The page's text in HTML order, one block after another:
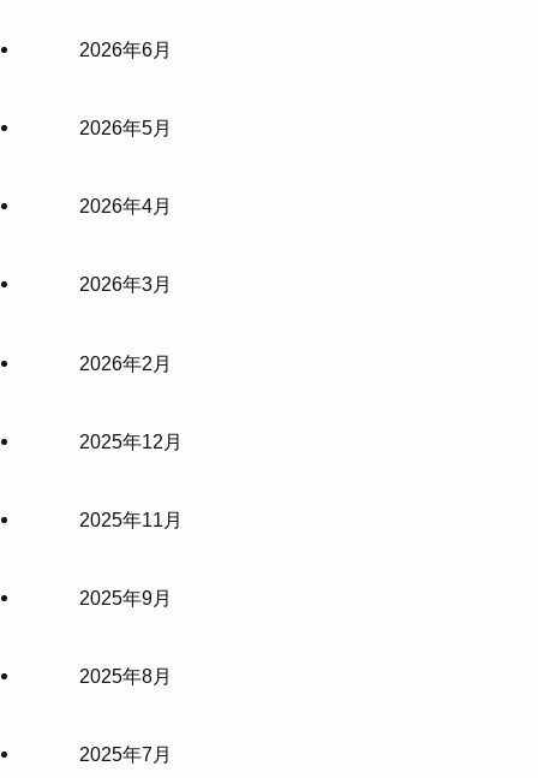
2026年6月
2026年5月
2026年4月
2026年3月
2026年2月
2025年12月
2025年11月
2025年9月
2025年8月
2025年7月